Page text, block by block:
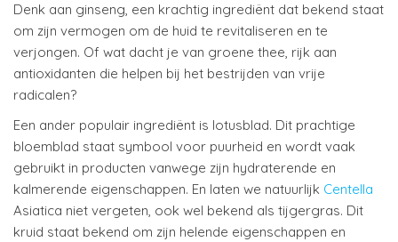
Denk aan ginseng, een krachtig ingrediënt dat bekend staat
om zijn vermogen om de huid te revitaliseren en te
verjongen. Of wat dacht je van groene thee, rijk aan
antioxidanten die helpen bij het bestrijden van vrije
radicalen?
Een ander populair ingrediënt is lotusblad. Dit prachtige
bloemblad staat symbool voor puurheid en wordt vaak
gebruikt in producten vanwege zijn hydraterende en
kalmerende eigenschappen. En laten we natuurlijk Centella
Asiatica niet vergeten, ook wel bekend als tijgergras. Dit
kruid staat bekend om zijn helende eigenschappen en